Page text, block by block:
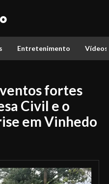
Entretenimento Vídeos
fortes
Civil e o
em Vinhedo